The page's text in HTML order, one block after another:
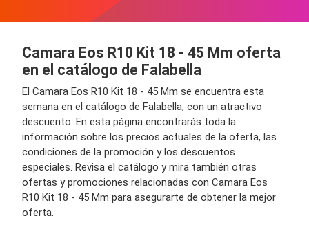
Camara Eos R10 Kit 18 - 45 Mm oferta
en el catálogo de Falabella
El Camara Eos R10 Kit 18 - 45 Mm se encuentra esta
semana en el catálogo de Falabella, con un atractivo
descuento. En esta página encontrarás toda la
información sobre los precios actuales de la oferta, las
condiciones de la promoción y los descuentos
especiales. Revisa el catálogo y mira también otras
ofertas y promociones relacionadas con Camara Eos
R10 Kit 18 - 45 Mm para asegurarte de obtener la mejor
oferta.